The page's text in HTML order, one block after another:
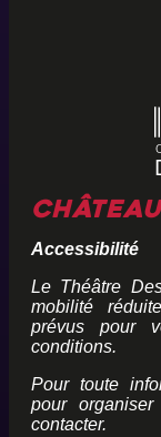
Accessibilité
Le Théâtre
mobilité
prévus pour
conditions.
Pour toute
pour
contacter.